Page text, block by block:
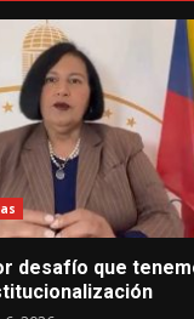
desafío que